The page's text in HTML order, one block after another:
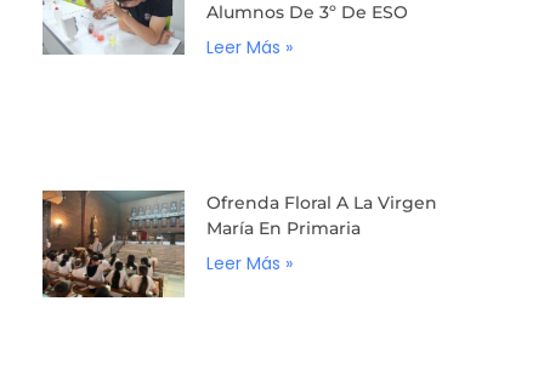
Alumnos De 3º De ESO
Leer Más »
Ofrenda Floral A La Virgen
María En Primaria
Leer Más »